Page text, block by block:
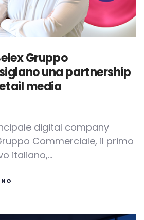
Gruppo
una partnership
media
digital company
Commerciale, il primo
italiano,…